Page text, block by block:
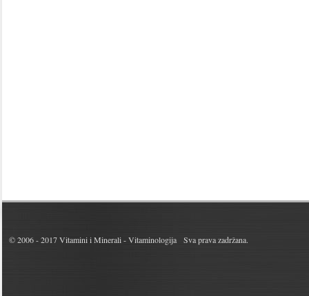
© 2006 - 2017Vitamini i Minerali - Vitaminologija Sva prava zadržana.